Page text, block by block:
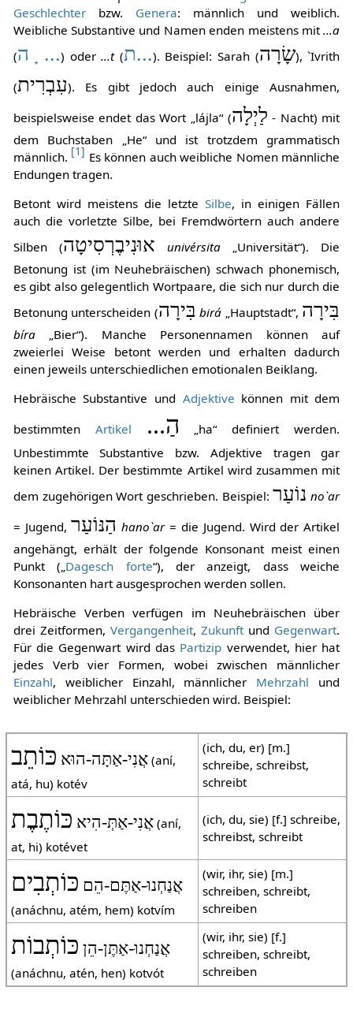
Geschlechterbzw. Genera: männlich und weiblich.
Weibliche Substantive und Namen enden meistens mit...a
(... ָ ה) oder...t(...ת). Beispiel: Sarah (שָׂרָה), `Ivrith
(עִבְרִית). Es gibt jedoch auch einige Ausnahmen,
beispielsweise endet das Wort „lájla“ (לַיְלָה - Nacht) mit
dem Buchstaben „He“ und ist trotzdem grammatisch
männlich. [1] Es können auch weibliche Nomen männliche
Endungen tragen.
Betont wird meistens die letzteSilbe, in einigen Fällen
auch die vorletzte Silbe, bei Fremdwörtern auch andere
Silben (אוּנִיבֶרְסִיטָה univérsita „Universität“). Die
Betonung ist (im Neuhebräischen) schwach phonemisch,
es gibt also gelegentlich Wortpaare, die sich nur durch die
Betonung unterscheiden (בִּירָה birá „Hauptstadt“, בִּירָה
bíra„Bier“). Manche Personennamen können auf
zweierlei Weise betont werden und erhalten dadurch
einen jeweils unterschiedlichen emotionalen Beiklang.
Hebräische Substantive und Adjektive können mit dem
bestimmten Artikel הַ... „ha“ definiert werden.
Unbestimmte Substantive bzw. Adjektive tragen gar
keinen Artikel. Der bestimmte Artikel wird zusammen mit
dem zugehörigen Wort geschrieben. Beispiel:נוֹעַר no`ar
= Jugend,הַנּוֹעַר hano`ar= die Jugend. Wird der Artikel
angehängt, erhält der folgende Konsonant meist einen
Punkt („Dagesch forte“), der anzeigt, dass weiche
Konsonanten hart ausgesprochen werden sollen.
Hebräische Verben verfügen im Neuhebräischen über
drei Zeitformen, Vergangenheit,Zukunftund Gegenwart.
Für die Gegenwart wird das Partizip verwendet, hier hat
jedes Verb vier Formen, wobei zwischen männlicher
Einzahl, weiblicher Einzahl, männlicher Mehrzahl und
weiblicher Mehrzahl unterschieden wird. Beispiel:
כּוֹתֵב אֲנִי-אַתָּה-הוּא(aní,
atá, hu) kotév
(ich, du, er) [m.]
schreibe, schreibst,
schreibt
כּוֹתֶבֶת אֲנִי-אַתְּ-הִיא(aní,
at, hi) kotévet
(ich, du, sie) [f.] schreibe,
schreibst, schreibt
כּוֹתְבִים אֲנַחְנוּ-אַתֶּם-הֵם
(anáchnu, atém, hem) kotvím
(wir, ihr, sie) [m.]
schreiben, schreibt,
schreiben
כּוֹתְבוֹת אֲנַחְנוּ-אַתֶּן-הֵן
(anáchnu, atén, hen) kotvót
(wir, ihr, sie) [f.]
schreiben, schreibt,
schreiben